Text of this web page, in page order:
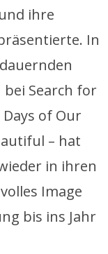
ihre
In
bei Search for
Days of Our
– hat
in ihren
Image
bis ins Jahr